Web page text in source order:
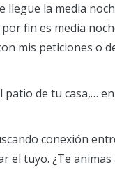
llegue la media
fin es media
mis peticiones o
de tu casa,…
conexión
el tuyo. ¿Te animas